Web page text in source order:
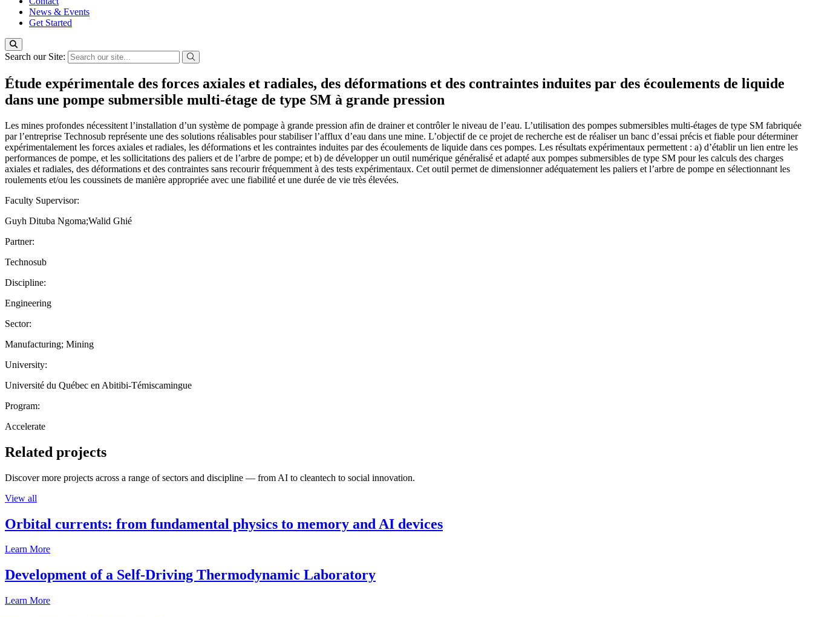
News & Events
Get Started
Search our Site:
Étude expérimentale des forces axiales et radiales, des déformations et des contraintes induites par des écoulements de liquide
dans une pompe submersible multi-étage de type SM à grande pression
Les mines profondes nécessitent l’installation d’un système de pompage à grande pression afin de drainer et contrôler le niveau de l’eau. L’utilisation des pompes submersibles multi-étages de type SM fabriquée
par l’entreprise Technosub représente une des solutions réalisables pour stabiliser l’afflux d’eau dans une mine. L’objectif de ce projet de recherche est de réaliser un banc d’essai précis et fiable pour déterminer
expérimentalement les forces axiales et radiales, les déformations et les contraintes induites par des écoulements de liquide dans ces pompes. Les résultats expérimentaux permettent : a) d’établir un lien entre les
performances de pompe, et les sollicitations des paliers et de l’arbre de pompe; et b) de développer un outil numérique généralisé et adapté aux pompes submersibles de type SM pour les calculs des charges
axiales et radiales, des déformations et des contraintes sans recourir fréquemment à des tests expérimentaux. Cet outil permet de dimensionner adéquatement les paliers et l’arbre de pompe en sélectionnant les
roulements et/ou les coussinets de manière appropriée avec une fiabilité et une durée de vie très élevées.
Faculty Supervisor:
Guyh Dituba Ngoma;Walid Ghié
Partner:
Technosub
Discipline:
Engineering
Sector:
Manufacturing; Mining
University:
Université du Québec en Abitibi-Témiscamingue
Program:
Accelerate
Related projects
Discover more projects across a range of sectors and discipline — from AI to cleantech to social innovation.
View all
Orbital currents: from fundamental physics to memory and AI devices
Learn More
Development of a Self-Driving Thermodynamic Laboratory
Learn More